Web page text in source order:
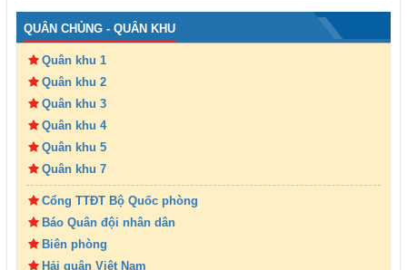
QUÂN CHỦNG - QUÂN KHU
Quân khu 1
Quân khu 2
Quân khu 3
Quân khu 4
Quân khu 5
Quân khu 7
Cổng TTĐT Bộ Quốc phòng
Báo Quân đội nhân dân
Biên phòng
Hải quân Việt Nam